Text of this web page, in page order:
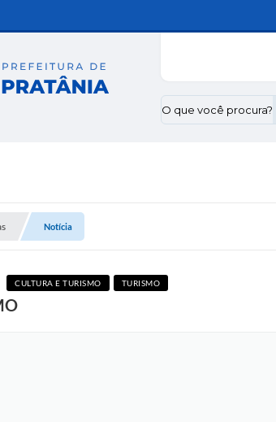
O que você procura?
Notícia
CULTURA E TURISMO TURISMO